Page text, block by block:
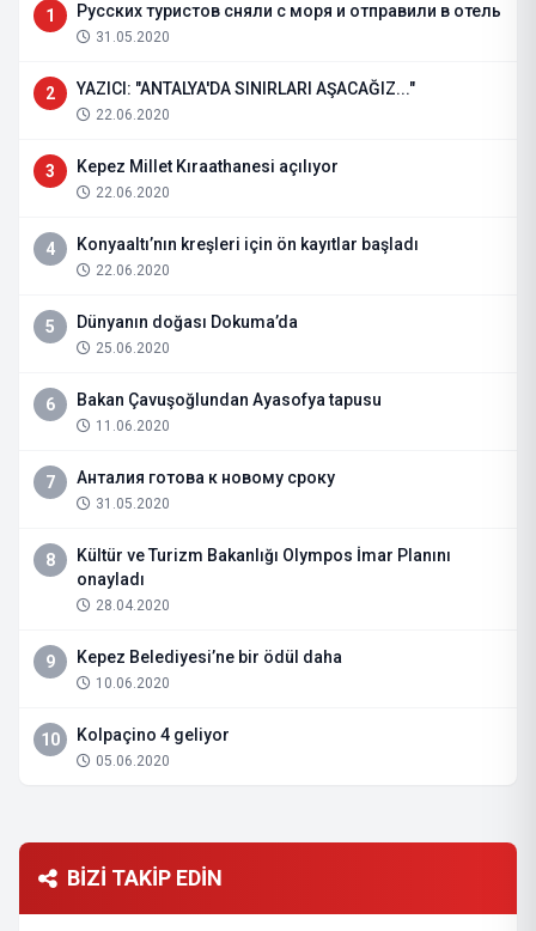
1 Русских туристов сняли с моря и отправили в отель
31.05.2020
2 YAZICI: "ANTALYA'DA SINIRLARI AŞACAĞIZ..."
22.06.2020
3 Kepez Millet Kıraathanesi açılıyor
22.06.2020
4 Konyaaltı’nın kreşleri için ön kayıtlar başladı
22.06.2020
5 Dünyanın doğası Dokuma’da
25.06.2020
6 Bakan Çavuşoğlundan Ayasofya tapusu
11.06.2020
7 Анталия готова к новому сроку
31.05.2020
8
Kültür ve Turizm Bakanlığı Olympos İmar Planını
onayladı
28.04.2020
9 Kepez Belediyesi’ne bir ödül daha
10.06.2020
10 Kolpaçino 4 geliyor
05.06.2020
BİZİ TAKİP EDİN